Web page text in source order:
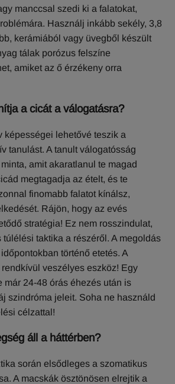
manccsal szedi ki a falatokat,
Használj inkább sekély, 3,8
kerámiából vagy üvegből készült
tálak porózus felszíne
amiket az ő érzékeny orra
a cicát a válogatásra?
képességei lehetővé teszik a
tanulást. A tanult válogatósság
amit akaratlanul te magad
megtagadja az ételt, és te
finomabb falatot kínálsz,
Rájön, hogy az evés
stratégia! Ez nem rosszindulat,
túlélési taktika a részéről. A megoldás
történő etetés. A
veszélyes eszköz! Egy
már 24-48 órás éhezés után is
szindróma jeleit. Soha ne használd
célzattal!
áll a háttérben?
során elsődleges a szomatikus
A macskák ösztönösen elrejtik a